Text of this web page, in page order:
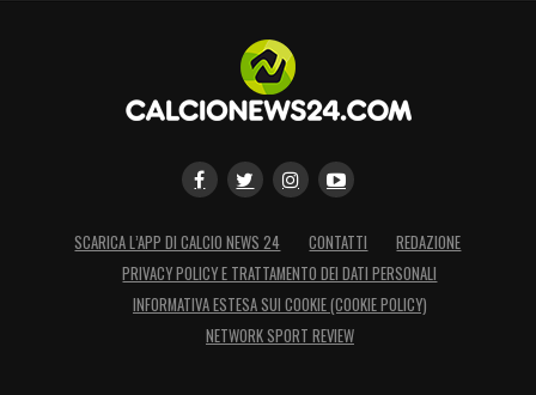
SCARICA L’APP DI CALCIO NEWS 24 CONTATTI
REDAZIONE
PRIVACY POLICY E TRATTAMENTO DEI DATI PERSONALI
INFORMATIVA ESTESA SUI COOKIE (COOKIE POLICY)
NETWORK SPORT REVIEW